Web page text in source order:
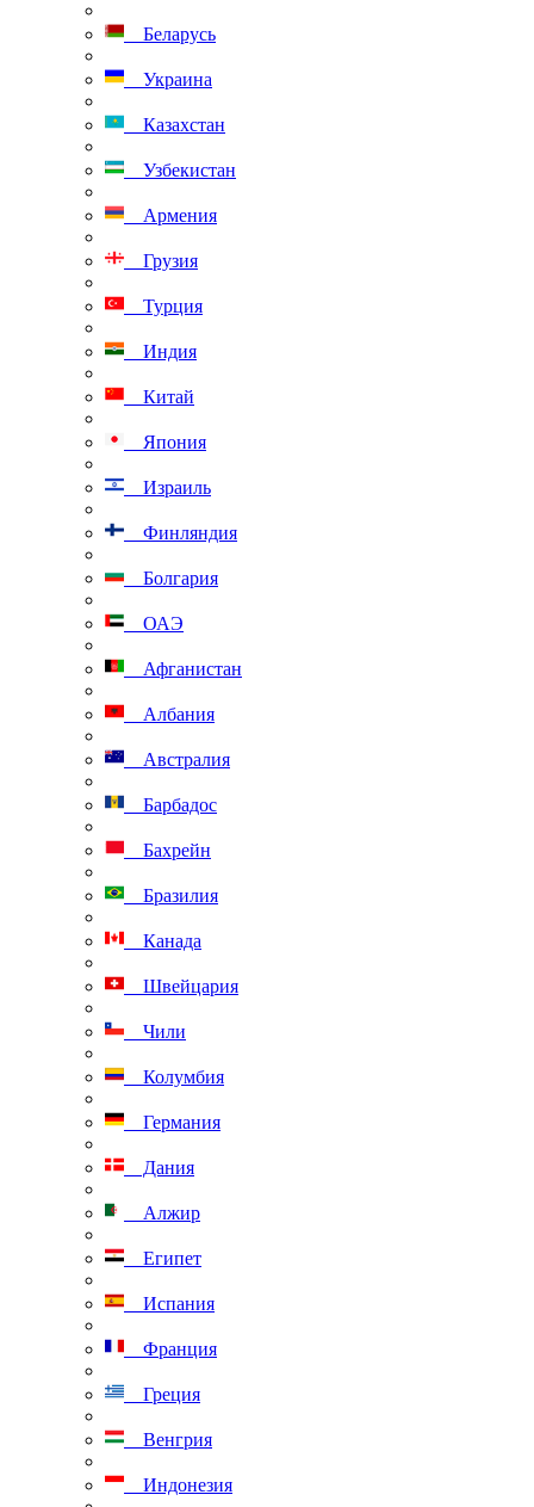
Беларусь
Украина
Казахстан
Узбекистан
Армения
Грузия
Турция
Индия
Китай
Япония
Израиль
Финляндия
Болгария
ОАЭ
Афганистан
Албания
Австралия
Барбадос
Бахрейн
Бразилия
Канада
Швейцария
Чили
Колумбия
Германия
Дания
Алжир
Египет
Испания
Франция
Греция
Венгрия
Индонезия